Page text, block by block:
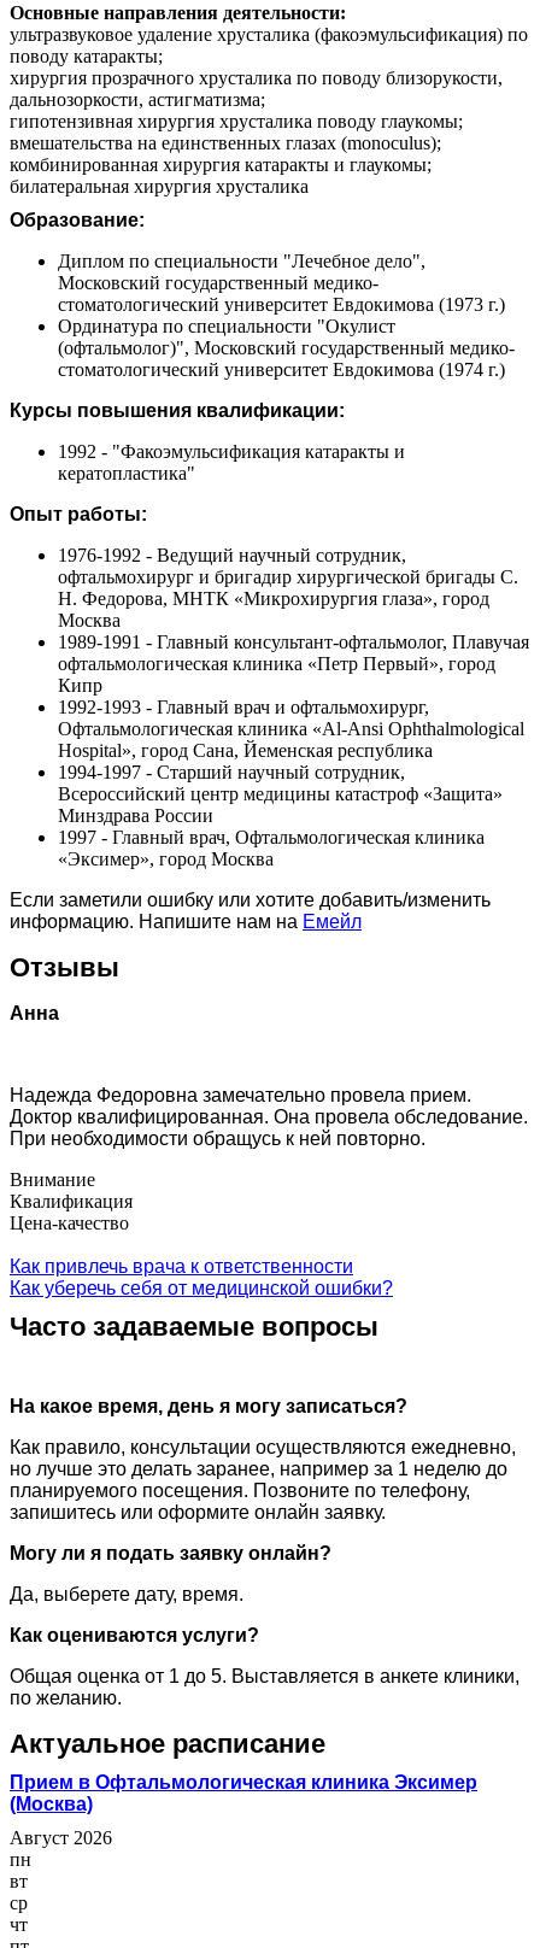
Основные направления деятельности:
ультразвуковое удаление хрусталика (факоэмульсификация) по
поводу катаракты;
хирургия прозрачного хрусталика по поводу близорукости,
дальнозоркости, астигматизма;
гипотензивная хирургия хрусталика поводу глаукомы;
вмешательства на единственных глазах (monoculus);
комбинированная хирургия катаракты и глаукомы;
билатеральная хирургия хрусталика
Образование:
Диплом по специальности "Лечебное дело",
Московский государственный медико-
стоматологический университет Евдокимова (1973 г.)
Ординатура по специальности "Окулист
(офтальмолог)", Московский государственный медико-
стоматологический университет Евдокимова (1974 г.)
Курсы повышения квалификации:
1992 - "Факоэмульсификация катаракты и
кератопластика"
Опыт работы:
1976-1992 - Ведущий научный сотрудник,
офтальмохирург и бригадир хирургической бригады С.
Н. Федорова, МНТК «Микрохирургия глаза», город
Москва
1989-1991 - Главный консультант-офтальмолог, Плавучая
офтальмологическая клиника «Петр Первый», город
Кипр
1992-1993 - Главный врач и офтальмохирург,
Офтальмологическая клиника «Al-Ansi Ophthalmological
Hospital», город Сана, Йеменская республика
1994-1997 - Старший научный сотрудник,
Всероссийский центр медицины катастроф «Защита»
Минздрава России
1997 - Главный врач, Офтальмологическая клиника
«Эксимер», город Москва
Если заметили ошибку или хотите добавить/изменить
информацию. Напишите нам на Емейл
Отзывы
Анна
Надежда Федоровна замечательно провела прием.
Доктор квалифицированная. Она провела обследование.
При необходимости обращусь к ней повторно.
Внимание
Квалификация
Цена-качество
Как привлечь врача к ответственности
Как уберечь себя от медицинской ошибки?
Часто задаваемые вопросы
На какое время, день я могу записаться?
Как правило, консультации осуществляются ежедневно,
но лучше это делать заранее, например за 1 неделю до
планируемого посещения. Позвоните по телефону,
запишитесь или оформите онлайн заявку.
Могу ли я подать заявку онлайн?
Да, выберете дату, время.
Как оцениваются услуги?
Общая оценка от 1 до 5. Выставляется в анкете клиники,
по желанию.
Актуальное расписание
Прием в Офтальмологическая клиника Эксимер
(Москва)
Август 2026
пн
вт
ср
чт